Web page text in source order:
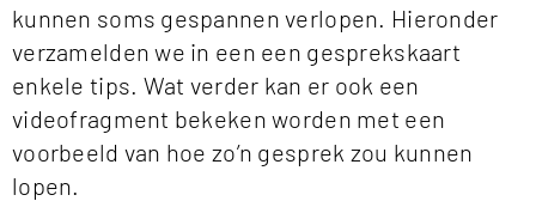
kunnen soms gespannen verlopen. Hieronder
verzamelden we in een een gesprekskaart
enkele tips. Wat verder kan er ook een
videofragment bekeken worden met een
voorbeeld van hoe zo’n gesprek zou kunnen
lopen.